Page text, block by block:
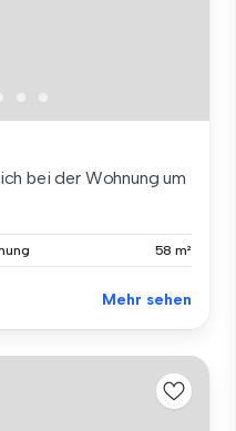
bei der Wohnung um
58 m²
Mehr sehen